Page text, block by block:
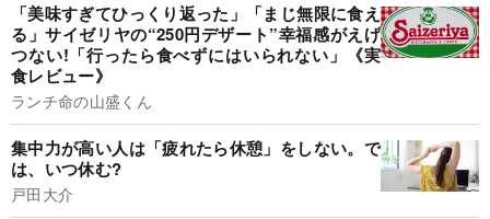
「美味すぎてひっくり返った」「まじ無限に食え
る」サイゼリヤの“250円デザート”幸福感がえげ
つない!「行ったら食べずにはいられない」《実
食レビュー》
ランチ命の山盛くん
集中力が高い人は「疲れたら休憩」をしない。で
は、いつ休む?
戸田大介